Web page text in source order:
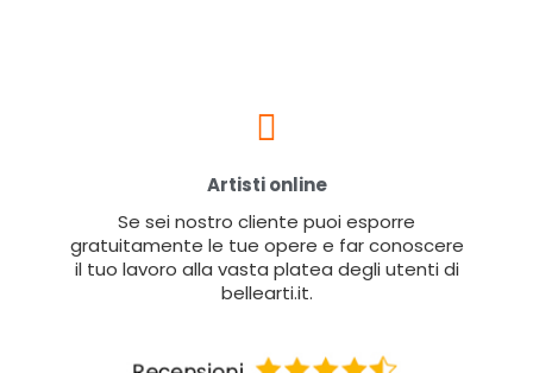
Artisti online
Se sei nostro cliente puoi esporre
gratuitamente le tue opere e far conoscere
il tuo lavoro alla vasta platea degli utenti di
bellearti.it.